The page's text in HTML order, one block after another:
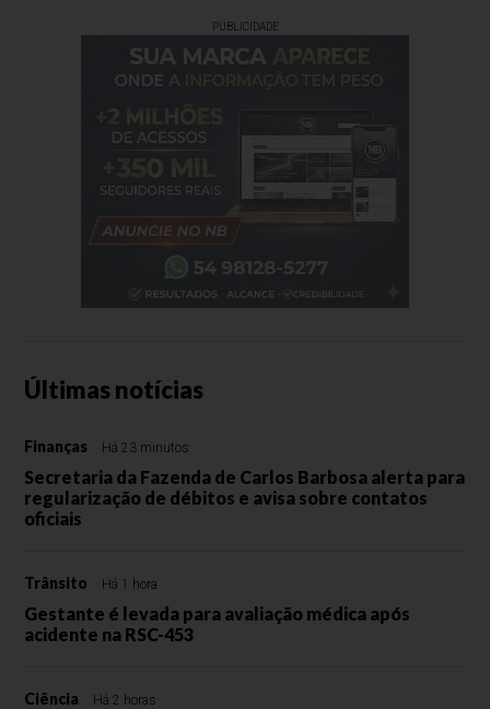
PUBLICIDADE
Últimas notícias
Finanças Há 23 minutos
Secretaria da Fazenda de Carlos Barbosa alerta para
regularização de débitos e avisa sobre contatos
oficiais
Trânsito Há 1 hora
Gestante é levada para avaliação médica após
acidente na RSC-453
Ciência Há 2 horas